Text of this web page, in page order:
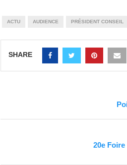
ACTU AUDIENCE PRÉSIDENT CONSEIL
SHARE
20e